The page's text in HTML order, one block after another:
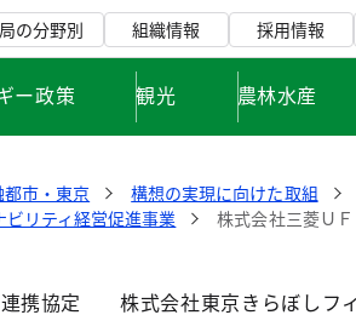
局の分野別 組織情報 採用情報
ー政策 観光 農林水産
市・東京 構想の実現に向けた取組
リティ経営促進事業
株式会社三菱Ｕ
携協定 株式会社東京きらぼしフ